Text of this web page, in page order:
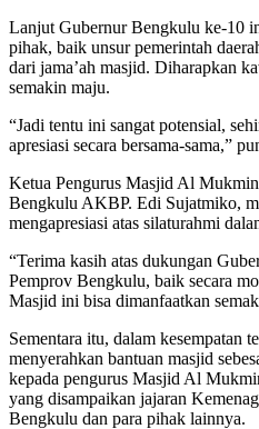
Lanjut Gubernur Bengkulu ke-10
pihak, baik unsur pemerintah
dari jama’ah masjid. Diharapkan
semakin maju.
“Jadi tentu ini sangat potensial,
apresiasi secara bersama-sama,”
Ketua Pengurus Masjid Al
Bengkulu AKBP. Edi Sujatmiko,
mengapresiasi atas silaturahmi
“Terima kasih atas dukungan
Pemprov Bengkulu, baik secara
Masjid ini bisa dimanfaatkan
Sementara itu, dalam kesempatan
menyerahkan bantuan masjid
kepada pengurus Masjid Al
yang disampaikan jajaran
Bengkulu dan para pihak lainnya.